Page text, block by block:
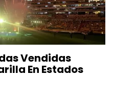
Vendidas
En Estados